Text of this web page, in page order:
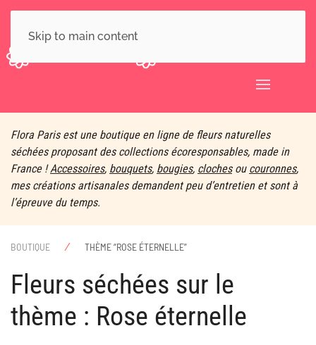
Skip to main content
Flora Paris est une boutique en ligne de fleurs naturelles
séchées proposant des collections écoresponsables, made in
France !Accessoires, bouquets, bougies, clochesou couronnes,
mes créations artisanales demandent peu d’entretien et sont à
l’épreuve du temps.
BOUTIQUE THÈME “ROSE ÉTERNELLE”
Fleurs séchées sur le
thème : Rose éternelle